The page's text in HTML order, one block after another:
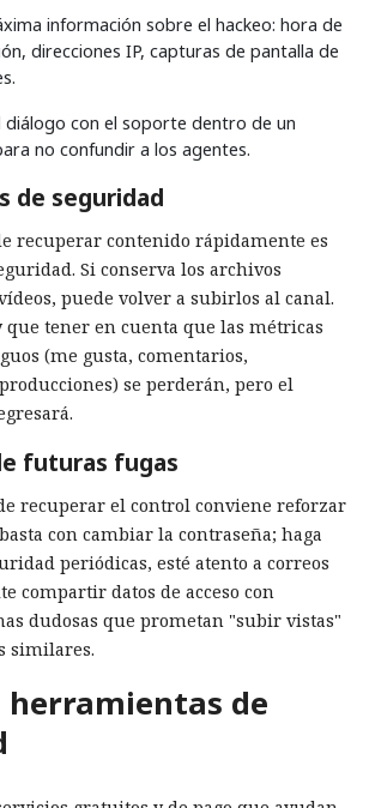
información sobre el hackeo: hora de
direcciones IP, capturas de pantalla de
diálogo con el soporte dentro de un
no confundir a los agentes.
de seguridad
recuperar contenido rápidamente es
Si conserva los archivos
puede volver a subirlos al canal.
que tener en cuenta que las métricas
(me gusta, comentarios,
se perderán, pero el
futuras fugas
recuperar el control conviene reforzar
con cambiar la contraseña; haga
periódicas, esté atento a correos
compartir datos de acceso con
dudosas que prometan "subir vistas"
similares.
herramientas de